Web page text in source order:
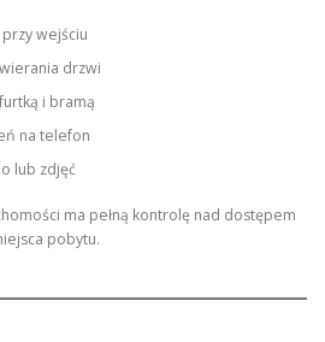
wejściu
drzwi
i bramą
na telefon
lub zdjęć
ma pełną kontrolę nad dostępem
pobytu.